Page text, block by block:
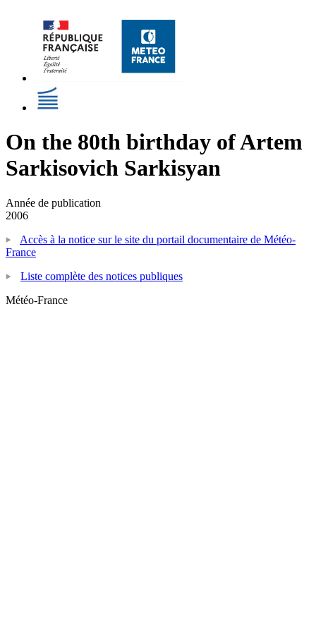
On the 80th birthday of Artem
Sarkisovich Sarkisyan
Année de publication
2006
Accès à la notice sur le site du portail documentaire de Météo-
France
Liste complète des notices publiques
Météo-France